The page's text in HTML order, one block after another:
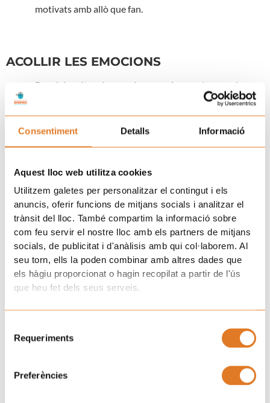
Consentiment Detalls Informació
Aquest lloc web utilitza cookies
Utilitzem galetes per personalitzar el contingut i els
anuncis, oferir funcions de mitjans socials i analitzar el
trànsit del lloc. També compartim la informació sobre
com feu servir el nostre lloc amb els partners de mitjans
socials, de publicitat i d'anàlisis amb qui col·laborem. Al
seu torn, ells la poden combinar amb altres dades que
els hàgiu proporcionat o hagin recopilat a partir de l'ús
que heu fet dels seus serveis.
Requeriments
Preferències
motivats amb allò que fan.
ACOLLIR LES EMOCIONS
P
ropiciar situacions en les que els nens/es puguin
. De cop i volta es troben davant d’una situació
que els ha vingut donada i els pot generar una sensació
d’indefensió i apatia.
Donar veu als infants i adolescents, escoltant i
procés de mobilitzar els propis recursos.
Pot haver canvis en hàbits bàsics com la son i la gana
Convé observar-los.
Dedicar moments d’exclusivitat a cada un dels fill/es
Permetre i permetre’ns l’expressió d’emocionscom
ràbia, la tristesa i la por i acollir-les amb amor i respecte.
Poder parlar del que està passant, de forma senzilla i
amb el vocabulari precís, tenint en compte l’edat. No és
ells/elles els interessa saber. Cal ser sincers sense
En els casos de nens/es que sembla que no plantegen
d’informació mínima però necessària
perquè poc a poc